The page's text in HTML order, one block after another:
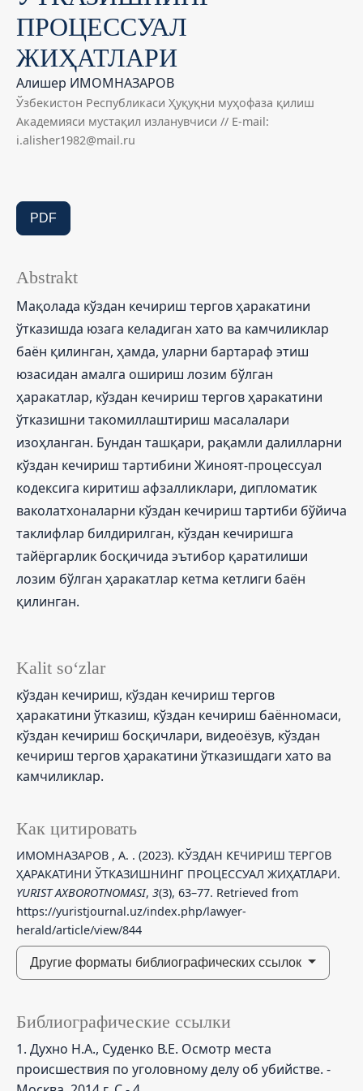
ПРОЦЕССУАЛ
ЖИҲАТЛАРИ
Алишер ИМОМНАЗАРОВ
Ўзбекистон Республикаси Ҳуқуқни муҳофаза қилиш
Академияси мустақил изланувчиси // E-mail:
i.alisher1982@mail.ru
PDF
Kalit so‘zlar
кўздан кечириш, кўздан кечириш тергов
ҳаракатини ўтказиш, кўздан кечириш баённомаси,
кўздан кечириш босқичлари, видеоёзув, кўздан
кечириш тергов ҳаракатини ўтказишдаги хато ва
камчиликлар.
Как цитировать
ИМОМНАЗАРОВ , А. . (2023). КЎЗДАН КЕЧИРИШ ТЕРГОВ
ҲАРАКАТИНИ ЎТКАЗИШНИНГ ПРОЦЕССУАЛ ЖИҲАТЛАРИ.
YURIST AXBOROTNOMASI, 3(3), 63–77. Retrieved from
https://yuristjournal.uz/index.php/lawyer-
herald/article/view/844
Другие форматы библиографических ссылок
Abstrakt
Мақолада кўздан кечириш тергов ҳаракатини
ўтказишда юзага келадиган хато ва камчиликлар
баён қилинган, ҳамда, уларни бартараф этиш
юзасидан амалга ошириш лозим бўлган
ҳаракатлар, кўздан кечириш тергов ҳаракатини
ўтказишни такомиллаштириш масалалари
изоҳланган. Бундан ташқари, рақамли далилларни
кўздан кечириш тартибини Жиноят-процессуал
кодексига киритиш афзалликлари, дипломатик
ваколатхоналарни кўздан кечириш тартиби бўйича
таклифлар билдирилган, кўздан кечиришга
тайёргарлик босқичида эътибор қаратилиши
лозим бўлган ҳаракатлар кетма кетлиги баён
қилинган.
Библиографические ссылки
1. Духно Н.А., Суденко В.Е. Осмотр места
происшествия по уголовному делу об убийстве. -